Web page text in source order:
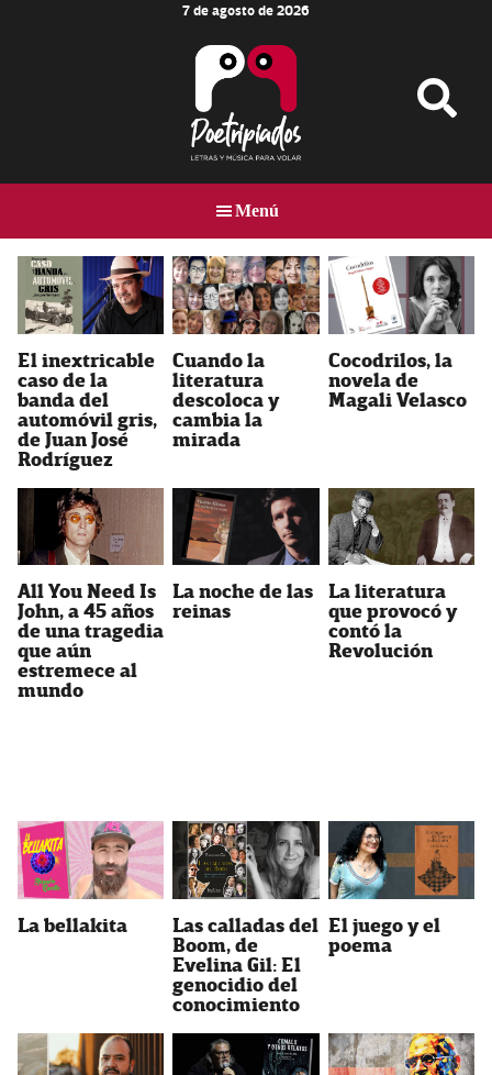
7 de agosto de 2026
MÚSICA
PARA
VOLAR
Menú
El inextricable
caso de la
banda del
automóvil gris,
de Juan José
Rodríguez
Cuando la
literatura
descoloca y
cambia la
mirada
Cocodrilos, la
novela de
Magali Velasco
All You Need Is
John, a 45 años
de una tragedia
que aún
estremece al
mundo
La noche de las
reinas
La literatura
que provocó y
contó la
Revolución
La bellakita Las calladas del
Boom, de
Evelina Gil: El
genocidio del
conocimiento
El juego y el
poema